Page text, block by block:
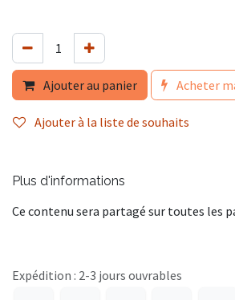
Ajouter au panier Acheter
Ajouter à la liste de souhaits
Plus d'informations
Ce contenu sera partagé sur toutes les
Expédition : 2-3 jours ouvrables